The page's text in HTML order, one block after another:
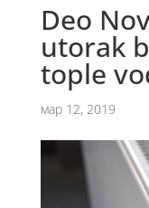
Deo
utorak
tople
мар 12, 2019